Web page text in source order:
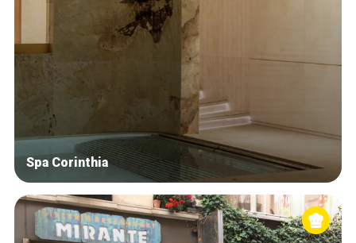
Spa Corinthia